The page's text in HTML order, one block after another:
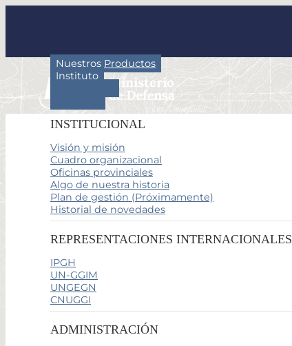
Nuestros Productos
Instituto
INSTITUCIONAL
Visión y misión
Cuadro organizacional
Oficinas provinciales
Algo de nuestra historia
Plan de gestión (Próximamente)
Historial de novedades
REPRESENTACIONES INTERNACIONALES
IPGH
UN-GGIM
UNGEGN
CNUGGI
ADMINISTRACIÓN